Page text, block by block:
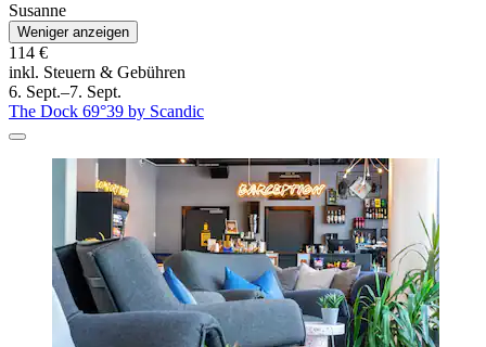
Susanne
Weniger anzeigen
114 €
inkl. Steuern & Gebühren
6. Sept.–7. Sept.
The Dock 69°39 by Scandic